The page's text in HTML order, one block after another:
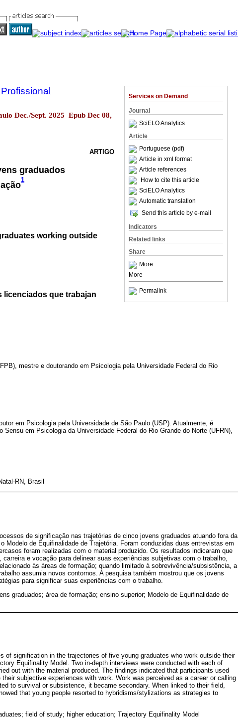
Services on Demand
Journal
SciELO Analytics
Article
Portuguese (pdf)
Article in xml format
Article references
How to cite this article
SciELO Analytics
Automatic translation
Send this article by e-mail
Indicators
Related links
Share
More
More
Permalink
Dec./Sept. 2025 Epub Dec 08,
ARTIGO
graduados
1
working outside
licenciados que trabajan
mestre e doutorando em Psicologia pela Universidade Federal do Rio
em Psicologia pela Universidade de São Paulo (USP). Atualmente, é
em Psicologia da Universidade Federal do Rio Grande do Norte (UFRN),
RN, Brasil
de significação nas trajetórias de cinco jovens graduados atuando fora da
Modelo de Equifinalidade de Trajetória. Foram conduzidas duas entrevistas em
foram realizadas com o material produzido. Os resultados indicaram que
e vocação para delinear suas experiências subjetivas com o trabalho,
às áreas de formação; quando limitado à sobrevivência/subsistência, a
assumia novos contornos. A pesquisa também mostrou que os jovens
para significar suas experiências com o trabalho.
graduados; área de formação; ensino superior; Modelo de Equifinalidade de
of signification in the trajectories of five young graduates who work outside their
Equifinality Model. Two in-depth interviews were conducted with each of
out with the material produced. The findings indicated that participants used
subjective experiences with work. Work was perceived as a career or calling
to survival or subsistence, it became secondary. When linked to their field,
that young people resorted to hybridisms/stylizations as strategies to
field of study; higher education; Trajectory Equifinality Model